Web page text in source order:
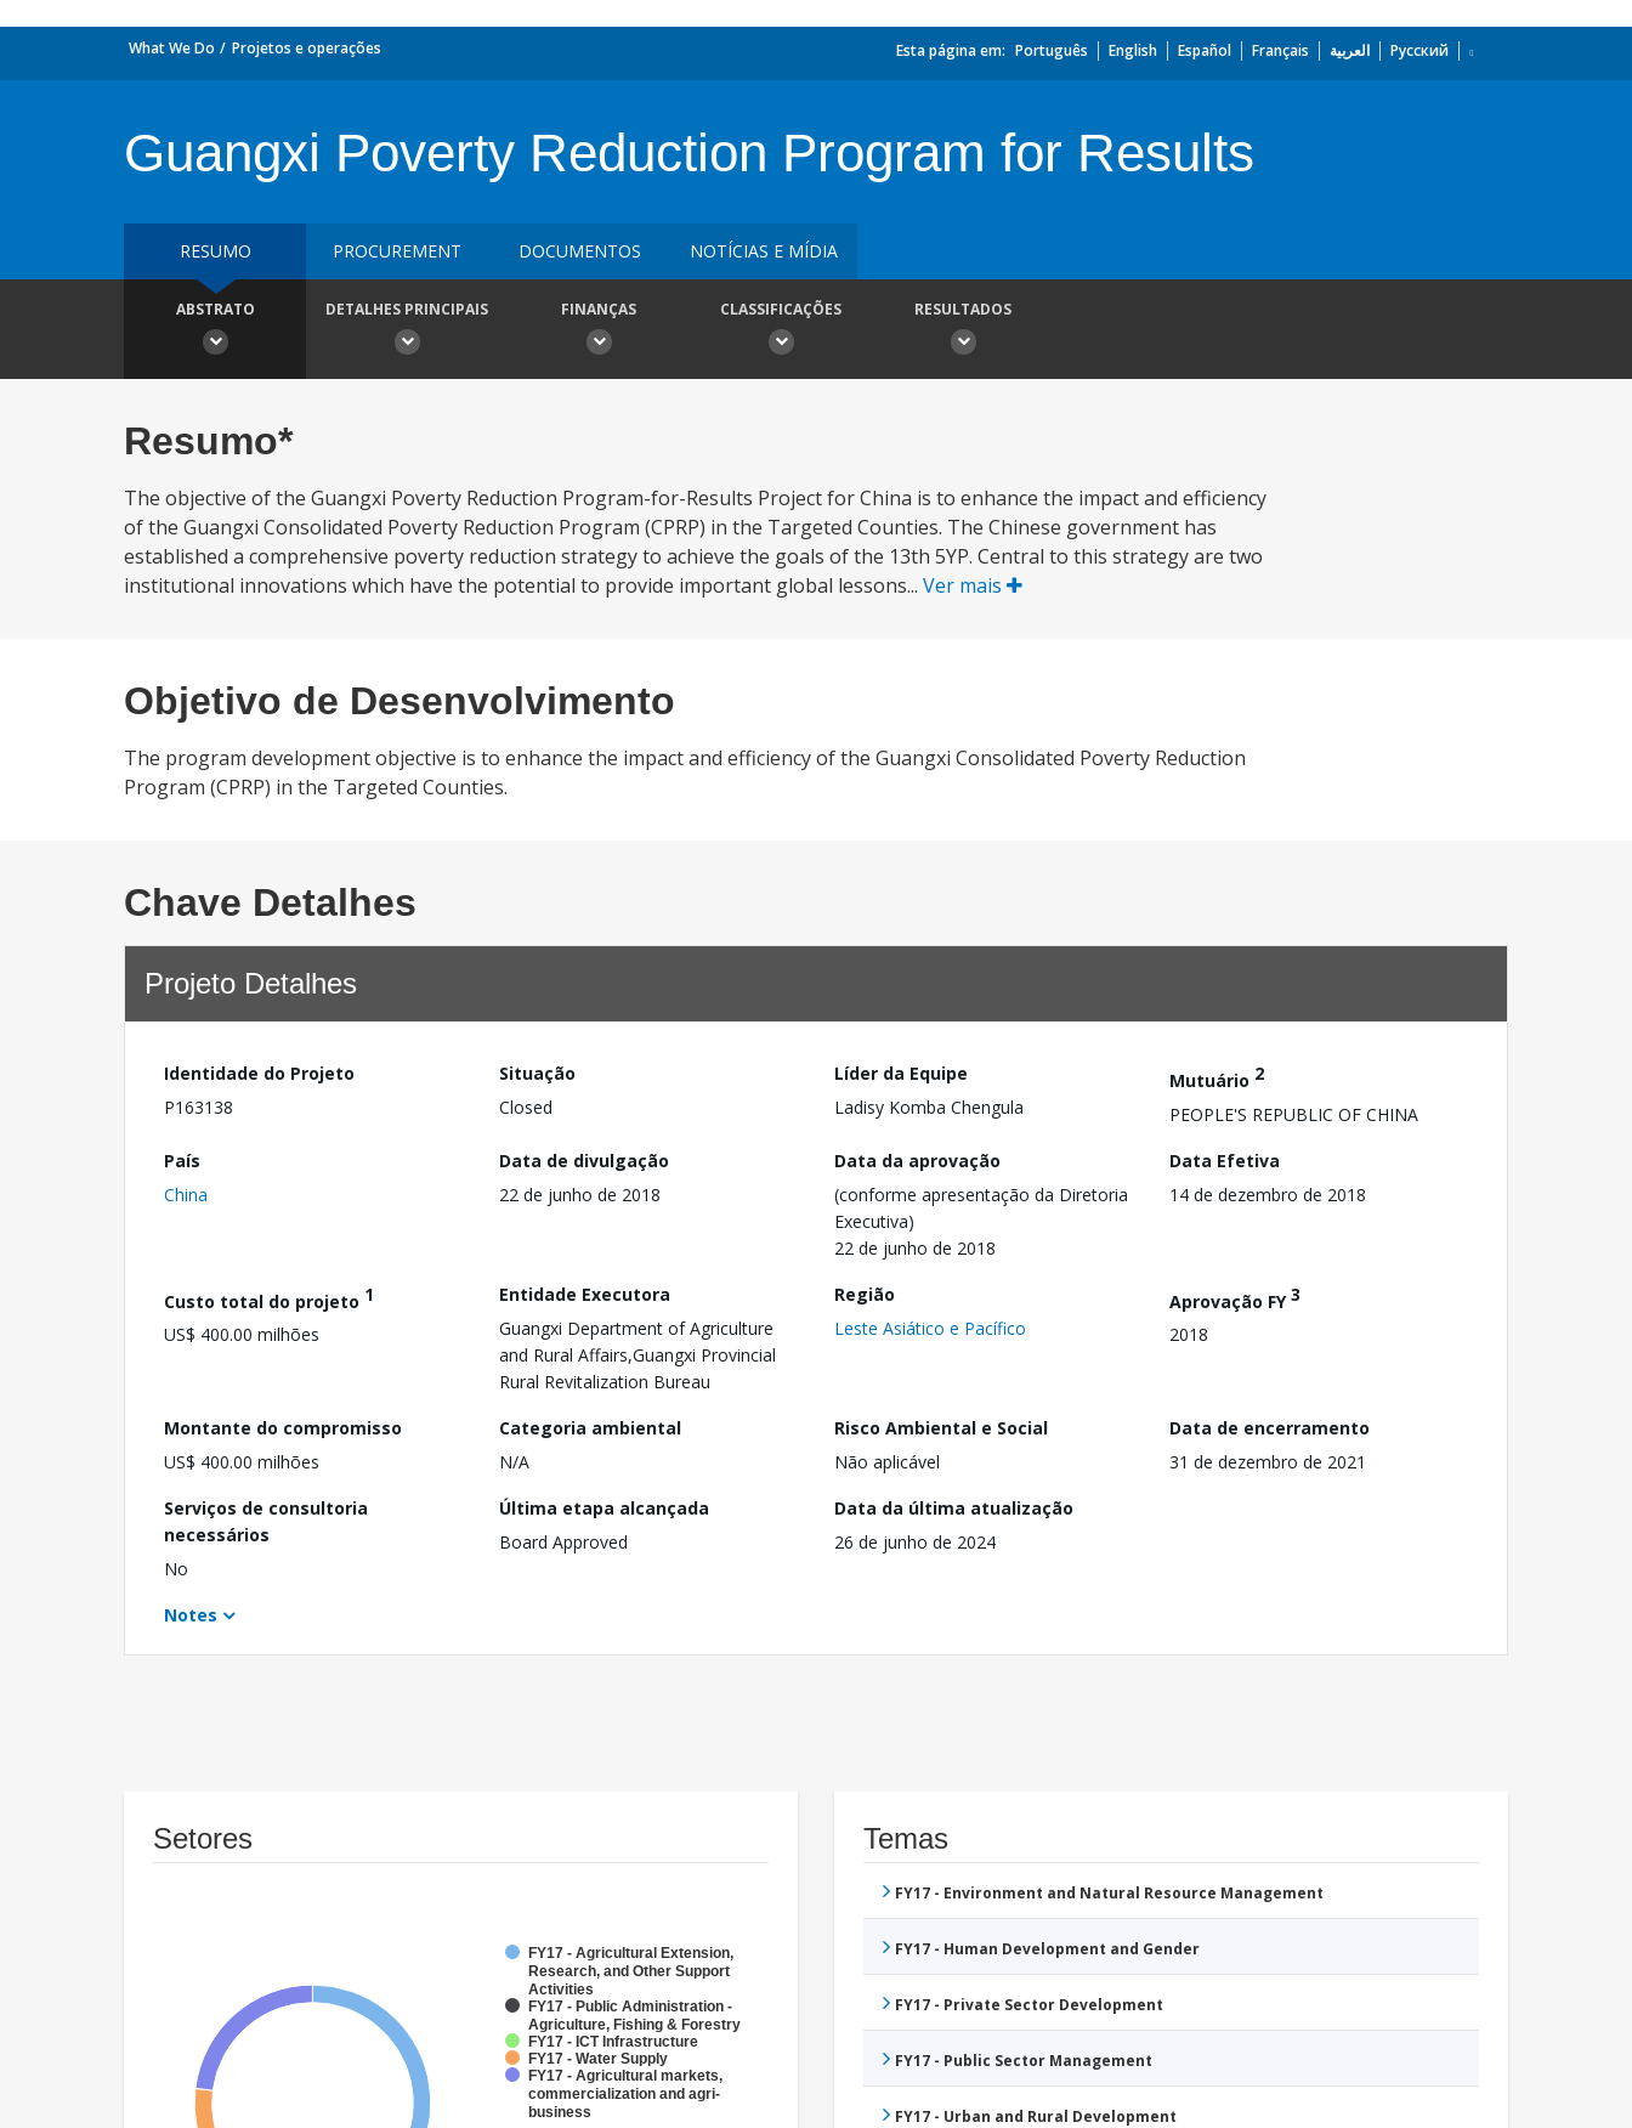
What We Do Projetos e operações Esta página em: Português English Español Français العربية Русский
Guangxi Poverty Reduction Program for Results
RESUMO PROCUREMENT DOCUMENTOS NOTÍCIAS E MÍDIA
ABSTRATO DETALHES PRINCIPAIS FINANÇAS CLASSIFICAÇÕES RESULTADOS
Resumo*
The objective of the Guangxi Poverty Reduction Program-for-Results Project for China is to enhance the impact and efficiency
of the Guangxi Consolidated Poverty Reduction Program (CPRP) in the Targeted Counties. The Chinese government has
established a comprehensive poverty reduction strategy to achieve the goals of the 13th 5YP. Central to this strategy are two
institutional innovations which have the potential to provide important global lessons... Ver mais
Objetivo de Desenvolvimento
The program development objective is to enhance the impact and efficiency of the Guangxi Consolidated Poverty Reduction
Program (CPRP) in the Targeted Counties.
Chave Detalhes
Projeto Detalhes
Identidade do Projeto
P163138
Situação
Closed
Líder da Equipe
Ladisy Komba Chengula
Mutuário 2
PEOPLE'S REPUBLIC OF CHINA
País
China
Data de divulgação
22 de junho de 2018
Data da aprovação
(conforme apresentação da Diretoria
Executiva)
22 de junho de 2018
Data Efetiva
14 de dezembro de 2018
Custo total do projeto 1
US$ 400.00 milhões
Entidade Executora
Guangxi Department of Agriculture
and Rural Affairs,Guangxi Provincial
Rural Revitalization Bureau
Região
Leste Asiático e Pacífico
Aprovação FY3
2018
Montante do compromisso
US$ 400.00 milhões
Categoria ambiental
N/A
Risco Ambiental e Social
Não aplicável
Data de encerramento
31 de dezembro de 2021
Serviços de consultoria
necessários
No
Última etapa alcançada
Board Approved
Data da última atualização
26 de junho de 2024
Notes
Setores
FY17 - Agricultural Extension,
Research, and Other Support
Activities
FY17 - Public Administration -
Agriculture, Fishing & Forestry
FY17 - ICT Infrastructure
FY17 - Water Supply
FY17 - Agricultural markets,
commercialization and agri-
business
Temas
FY17 - Environment and Natural Resource Management
FY17 - Human Development and Gender
FY17 - Private Sector Development
FY17 - Public Sector Management
FY17 - Urban and Rural Development